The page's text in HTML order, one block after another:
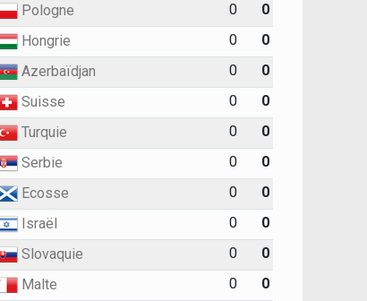
Pologne 0
0
Hongrie 0
0
Azerbaïdjan 0
0
Suisse 0
0
Turquie 0
0
Serbie 0
0
Ecosse 0
0
Israël 0
0
Slovaquie 0
0
Malte 0
0